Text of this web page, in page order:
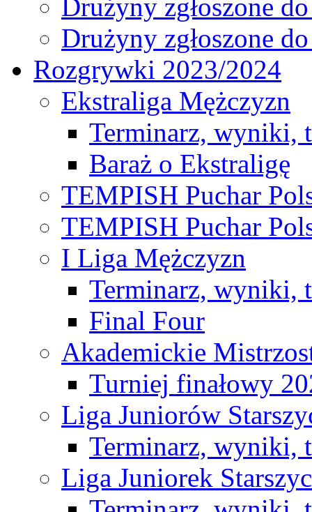
Drużyny zgłoszone
Drużyny zgłoszone
Rozgrywki 2023/2024
Ekstraliga Mężczyzn
Terminarz, wyniki,
Baraż o Ekstraligę
TEMPISH Puchar
TEMPISH Puchar
I Liga Mężczyzn
Terminarz, wyniki,
Final Four
Akademickie
Turniej finałowy
Liga Juniorów
Terminarz, wyniki,
Liga Juniorek